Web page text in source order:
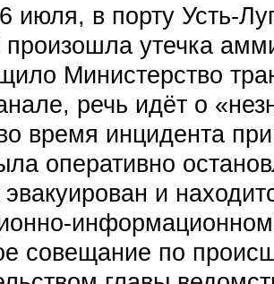
июля, в порту Усть-
произошла утечка
Министерство
речь идёт о
время инцидента
оперативно
и
совещание по